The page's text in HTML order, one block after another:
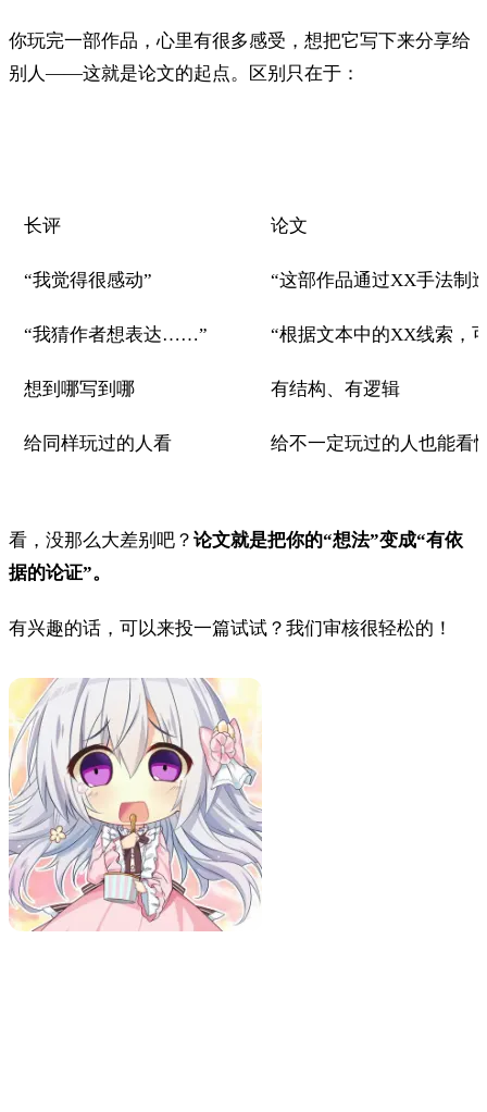
你玩完一部作品，心里有很多感受，想把它写下来分享给
别人——这就是论文的起点。区别只在于：
长评 论文
“我觉得很感动” “这部作品通过XX手法制
“我猜作者想表达……” “根据文本中的XX线索
想到哪写到哪 有结构、有逻辑
给同样玩过的人看 给不一定玩过的人也能看
看，没那么大差别吧？ 论文就是把你的“想法”变成“有依
据的论证”。
有兴趣的话，可以来投一篇试试？我们审核很轻松的！